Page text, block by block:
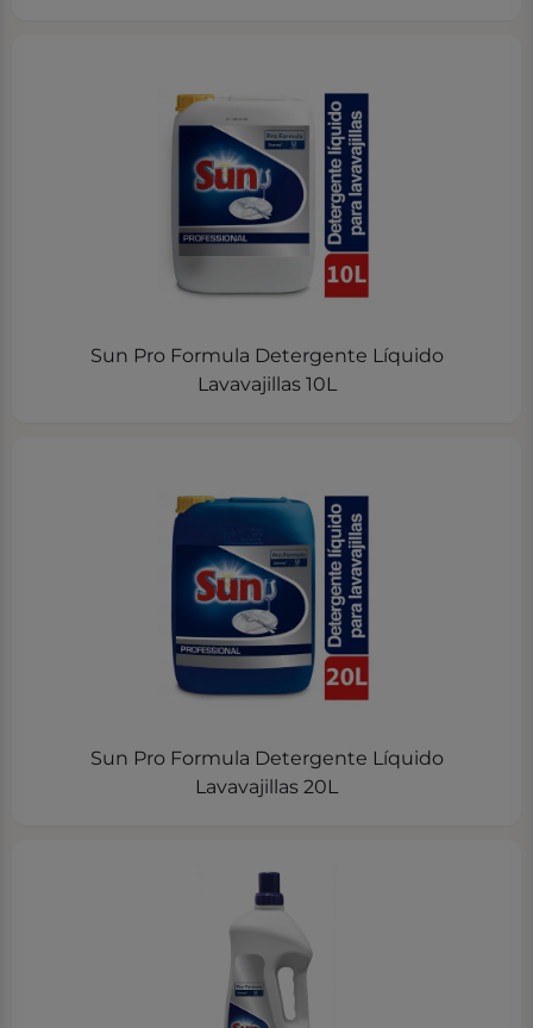
Sun Pro Formula Detergente Líquido
Lavavajillas 10L
Sun Pro Formula Detergente Líquido
Lavavajillas 20L